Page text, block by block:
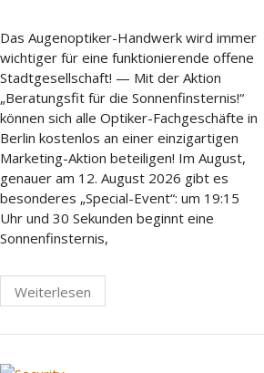
Das Augenoptiker-Handwerk wird immer
wichtiger für eine funktionierende offene
Stadtgesellschaft! — Mit der Aktion
„Beratungsfit für die Sonnenfinsternis!“
können sich alle Optiker-Fachgeschäfte in
Berlin kostenlos an einer einzigartigen
Marketing-Aktion beteiligen! Im August,
genauer am 12. August 2026 gibt es
besonderes „Special-Event“: um 19:15
Uhr und 30 Sekunden beginnt eine
Sonnenfinsternis,
Weiterlesen